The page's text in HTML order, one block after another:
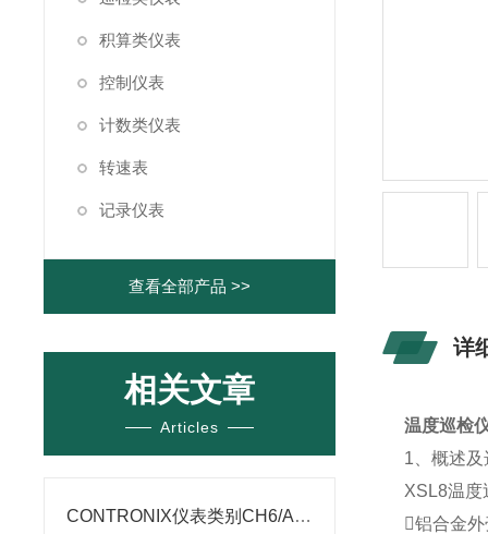
积算类仪表
控制仪表
计数类仪表
转速表
记录仪表
查看全部产品 >>
相关文章
Articles
CONTRONIX仪表类别CH6/A、CH6/B、CH6/C
详
温度巡检
1、概述及
XSL8温度
铝合金